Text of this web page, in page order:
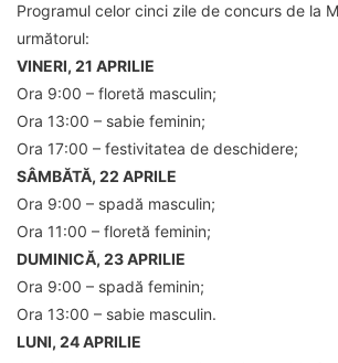
Programul celor cinci zile de concurs de la
următorul:
VINERI, 21 APRILIE
Ora 9:00 – floretă masculin;
Ora 13:00 – sabie feminin;
Ora 17:00 – festivitatea de deschidere;
SÂMBĂTĂ, 22 APRILE
Ora 9:00 – spadă masculin;
Ora 11:00 – floretă feminin;
DUMINICĂ, 23 APRILIE
Ora 9:00 – spadă feminin;
Ora 13:00 – sabie masculin.
LUNI, 24 APRILIE